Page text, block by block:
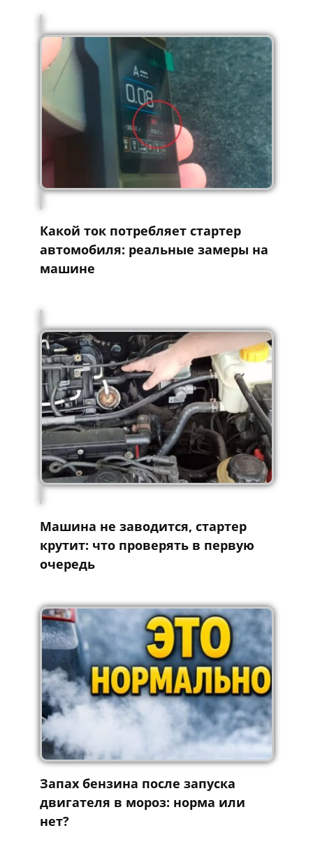
Какой ток потребляет стартер
автомобиля: реальные замеры на
машине
Машина не заводится, стартер
крутит: что проверять в первую
очередь
Запах бензина после запуска